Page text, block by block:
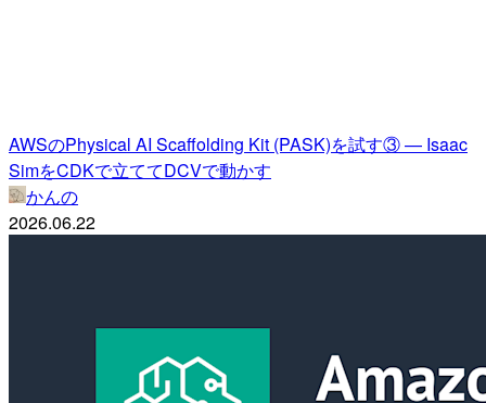
AWSのPhysical AI Scaffolding Kit (PASK)を試す③ — Isaac
SimをCDKで立ててDCVで動かす
かんの
2026.06.22